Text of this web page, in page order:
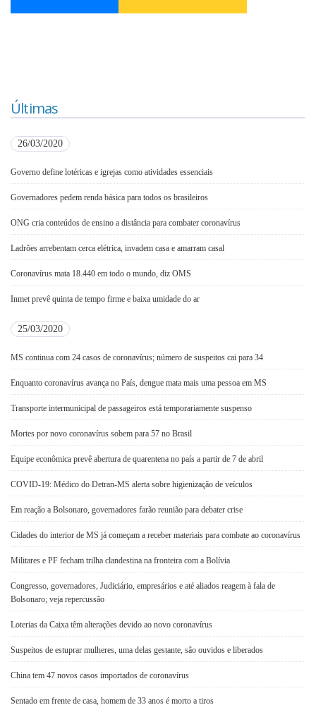
Últimas
26/03/2020
Governo define lotéricas e igrejas como atividades essenciais
Governadores pedem renda básica para todos os brasileiros
ONG cria conteúdos de ensino a distância para combater coronavírus
Ladrões arrebentam cerca elétrica, invadem casa e amarram casal
Coronavírus mata 18.440 em todo o mundo, diz OMS
Inmet prevê quinta de tempo firme e baixa umidade do ar
25/03/2020
MS continua com 24 casos de coronavírus; número de suspeitos cai para 34
Enquanto coronavírus avança no País, dengue mata mais uma pessoa em MS
Transporte intermunicipal de passageiros está temporariamente suspenso
Mortes por novo coronavírus sobem para 57 no Brasil
Equipe econômica prevê abertura de quarentena no país a partir de 7 de abril
COVID-19: Médico do Detran-MS alerta sobre higienização de veículos
Em reação a Bolsonaro, governadores farão reunião para debater crise
Cidades do interior de MS já começam a receber materiais para combate ao coronavírus
Militares e PF fecham trilha clandestina na fronteira com a Bolívia
Congresso, governadores, Judiciário, empresários e até aliados reagem à fala de
Bolsonaro; veja repercussão
Loterias da Caixa têm alterações devido ao novo coronavírus
Suspeitos de estuprar mulheres, uma delas gestante, são ouvidos e liberados
China tem 47 novos casos importados de coronavírus
Sentado em frente de casa, homem de 33 anos é morto a tiros